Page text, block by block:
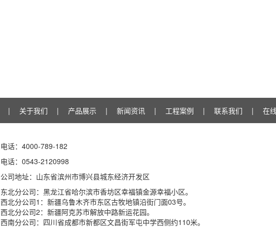
| 关于我们 | 产品展示 | 新闻资讯 | 工程案例 | 联系我们 | 在
电话：4000-789-182
电话：0543-2120998
公司地址：山东省滨州市博兴县城东经济开发区
东北分公司：黑龙江省哈尔滨市香坊区幸福镇金源幸福小区。
西北分公司1：新疆乌鲁木齐市东区古牧地镇沿街门面03号。
西北分公司2：新疆阿克苏市解放中路新运花园。
西南分公司：四川省成都市新都区文昌街军屯中学西侧约110米。